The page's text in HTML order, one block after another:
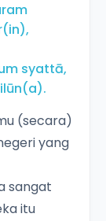
syattā,
(secara)
yang
sangat
itu